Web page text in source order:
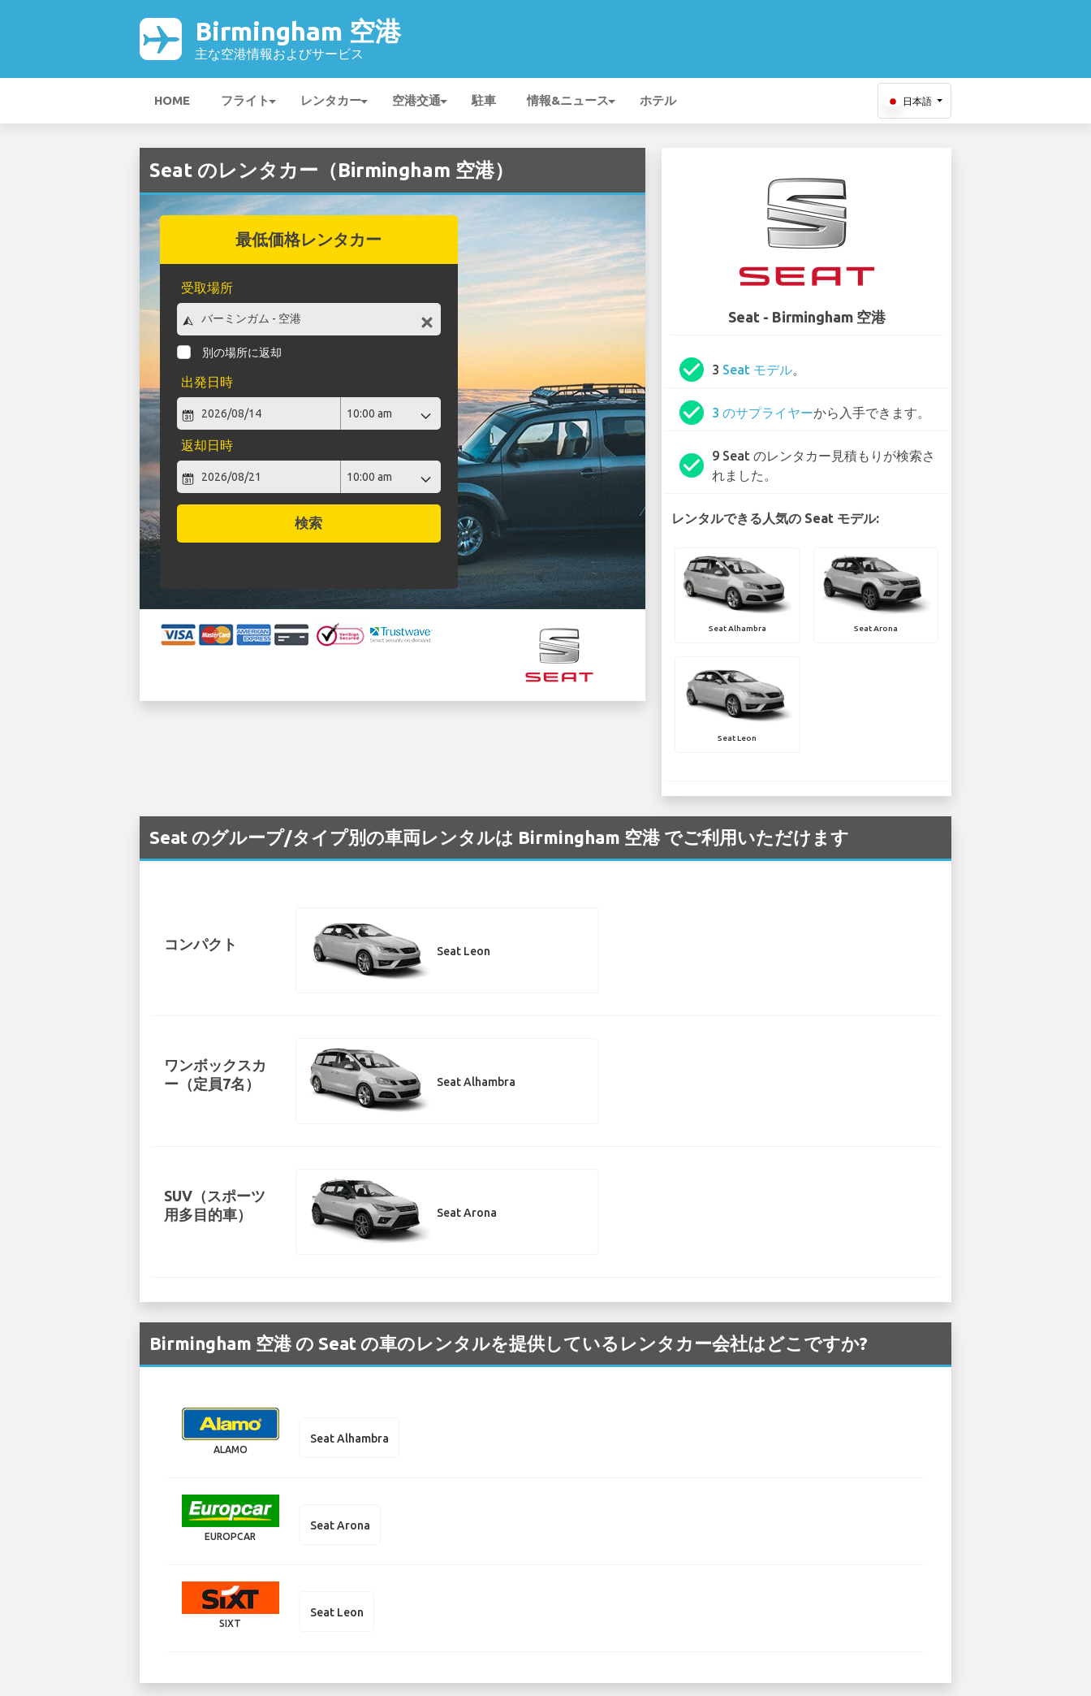
Birmingham 空港
主な空港情報およびサービス
HOME フライト レンタカー 空港交通 駐車 情報&ニュース ホテル 日本語
Seat のレンタカー（Birmingham 空港）
最低価格レンタカー
受取場所
別の場所に返却
出発日時
返却日時
検索
Seat - Birmingham 空港
check_circle 3 Seat モデル。
check_circle 3 のサプライヤーから入手できます。
check_circle
9 Seat のレンタカー見積もりが検索さ
れました。
レンタルできる人気の Seat モデル:
Seat Alhambra Seat Arona
Seat Leon
Seat のグループ/タイプ別の車両レンタルは Birmingham 空港 でご利用いただけます
コンパクト Seat Leon
ワンボックスカ
ー（定員7名）
Seat Alhambra
SUV（スポーツ
用多目的車）
Seat Arona
Birmingham 空港 の Seat の車のレンタルを提供しているレンタカー会社はどこですか?
ALAMO
Seat Alhambra
EUROPCAR
Seat Arona
SIXT
Seat Leon